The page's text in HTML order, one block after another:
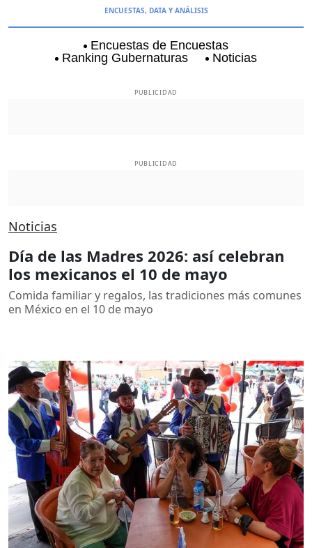
ENCUESTAS, DATA Y ANÁLISIS
Encuestas de Encuestas
Ranking Gubernaturas
Noticias
PUBLICIDAD
PUBLICIDAD
Noticias
Día de las Madres 2026: así celebran
los mexicanos el 10 de mayo
Comida familiar y regalos, las tradiciones más comunes
en México en el 10 de mayo